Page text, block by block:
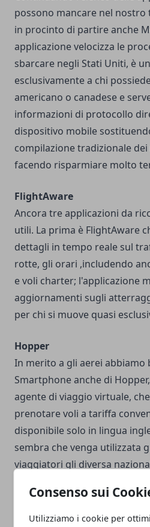
Consenso sui
Utilizziamo i cookie per
possono mancare nel
in procinto di partire anche
applicazione velocizza le
sbarcare negli Stati Uniti, è
esclusivamente a chi
americano o canadese e
informazioni di protocollo
dispositivo mobile
compilazione tradizionale
facendo risparmiare molto
FlightAware
Ancora tre applicazioni da
utili. La prima è FlightAware
dettagli in tempo reale sul
rotte, gli orari ,includendo
e voli charter; l'applicazione
aggiornamenti sugli
per chi si muove quasi
Hopper
In merito a gli aerei abbiamo
Smartphone anche di
agente di viaggio virtuale,
prenotare voli a tariffa
disponibile solo in lingua
sembra che venga utilizzata
viaggiatori gli diversa
Kayak
L'ultima applicazione che